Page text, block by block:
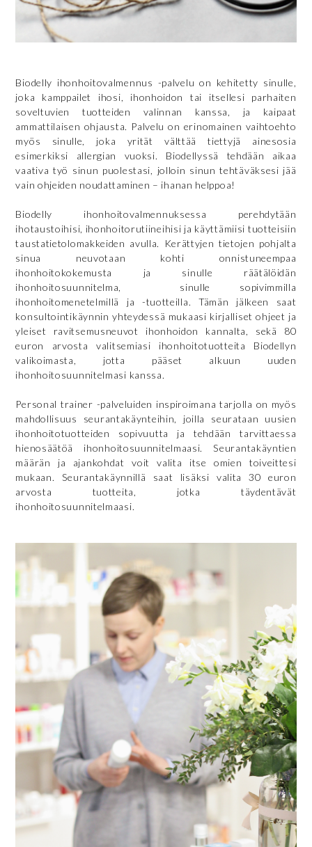
Biodelly ihonhoitovalmennus -palvelu on kehitetty sinulle,
joka kamppailet ihosi, ihonhoidon tai itsellesi parhaiten
soveltuvien tuotteiden valinnan kanssa, ja kaipaat
ammattilaisen ohjausta. Palvelu on erinomainen vaihtoehto
myös sinulle, joka yrität välttää tiettyjä ainesosia
esimerkiksi allergian vuoksi. Biodellyssä tehdään aikaa
vaativa työ sinun puolestasi, jolloin sinun tehtäväksesi jää
vain ohjeiden noudattaminen – ihanan helppoa!
Biodelly ihonhoitovalmennuksessa perehdytään
ihotaustoihisi, ihonhoitorutiineihisi ja käyttämiisi tuotteisiin
taustatietolomakkeiden avulla. Kerättyjen tietojen pohjalta
sinua neuvotaan kohti onnistuneempaa
ihonhoitokokemusta ja sinulle räätälöidän
ihonhoitosuunnitelma, sinulle sopivimmilla
ihonhoitomenetelmillä ja -tuotteilla. Tämän jälkeen saat
konsultointikäynnin yhteydessä mukaasi kirjalliset ohjeet ja
yleiset ravitsemusneuvot ihonhoidon kannalta, sekä 80
euron arvosta valitsemiasi ihonhoitotuotteita Biodellyn
valikoimasta, jotta pääset alkuun uuden
ihonhoitosuunnitelmasi kanssa.
Personal trainer -palveluiden inspiroimana tarjolla on myös
mahdollisuus seurantakäynteihin, joilla seurataan uusien
ihonhoitotuotteiden sopivuutta ja tehdään tarvittaessa
hienosäätöä ihonhoitosuunnitelmaasi. Seurantakäyntien
määrän ja ajankohdat voit valita itse omien toiveittesi
mukaan. Seurantakäynnillä saat lisäksi valita 30 euron
arvosta tuotteita, jotka täydentävät
ihonhoitosuunnitelmaasi.